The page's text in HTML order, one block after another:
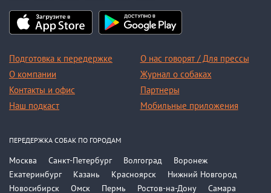
Подготовка к передержке
О компании
Контакты и офис
Наш подкаст
О нас говорят / Для прессы
Журнал о собаках
Партнеры
Мобильные приложения
ПЕРЕДЕРЖКА СОБАК ПО ГОРОДАМ
Москва Санкт-Петербург Волгоград
Воронеж
Екатеринбург
Казань Красноярск
Нижний Новгород
Новосибирск
Омск Пермь Ростов-на-Дону Самара